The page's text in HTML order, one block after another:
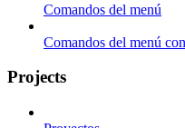
Comandos del menú
Comandos del menú
Projects